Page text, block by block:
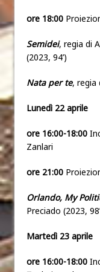
ore 18:00
Semidei, regia di
(2023, 94’)
Nata per te, regia
Lunedì 22 aprile
ore 16:00-18:00
Zanlari
ore 21:00
Orlando, My
Preciado (2023,
Martedì 23 aprile
ore 16:00-18:00